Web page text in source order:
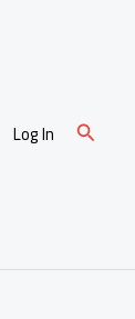
Log In Cari